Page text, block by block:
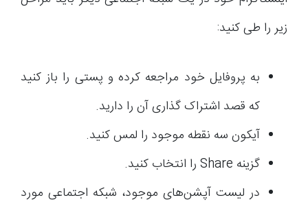
زیر را طی کنید:
به پروفایل خود مراجعه کرده و پستی را باز کنید
که قصد اشتراک گذاری آن را دارید.
آیکون سه نقطه موجود را لمس کنید.
گزینه Share را انتخاب کنید.
در لیست آپشن‌های موجود، شبکه اجتماعی مورد